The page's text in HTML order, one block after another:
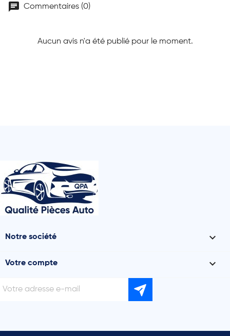
chat Commentaires (0)
Aucun avis n'a été publié pour le moment.
Notre société 
Votre compte 